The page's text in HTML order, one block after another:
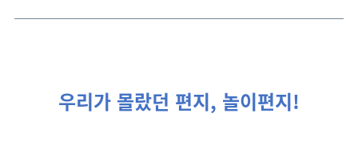
우리가 몰랐던 편지, 놀이편지!